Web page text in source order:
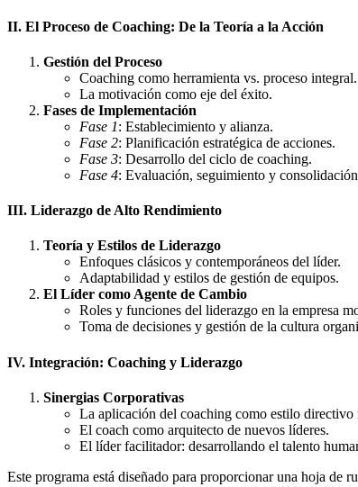
II. El Proceso de Coaching: De la Teoría a la Acción
Gestión del Proceso
Coaching como herramienta vs. proceso integral.
La motivación como eje del éxito.
Fases de Implementación
Fase 1: Establecimiento y alianza.
Fase 2: Planificación estratégica de acciones.
Fase 3: Desarrollo del ciclo de coaching.
Fase 4: Evaluación, seguimiento y
III. Liderazgo de Alto Rendimiento
Teoría y Estilos de Liderazgo
Enfoques clásicos y contemporáneos del líder.
Adaptabilidad y estilos de gestión de equipos.
El Líder como Agente de Cambio
Roles y funciones del liderazgo en la empresa
Toma de decisiones y gestión de la cultura
IV. Integración: Coaching y Liderazgo
Sinergias Corporativas
La aplicación del coaching como estilo directivo
El coach como arquitecto de nuevos líderes.
El líder facilitador: desarrollando el talento
Este programa está diseñado para proporcionar una hoja de